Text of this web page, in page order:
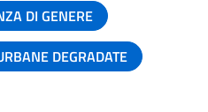
DI GENERE
DEGRADATE